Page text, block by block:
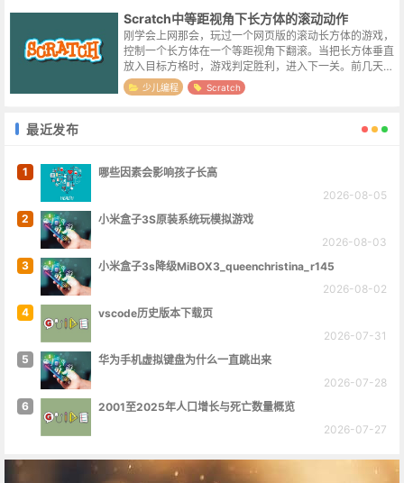
Scratch中等距视角下长方体的滚动动作
刚学会上网那会，玩过一个网页版的滚动长方体的游戏，
控制一个长方体在一个等距视角下翻滚。当把长方体垂直
放入目标方格时，游戏判定胜利，进入下一关。前几天学
习了一下2.5d视角的坐标换算与图形变换，准备来实现一
个低配版本的滚动长方体游戏。实...
少儿编程 Scratch
最近发布
1
哪些因素会影响孩子长高
2026-08-05
2
小米盒子3S原装系统玩模拟游戏
2026-08-03
3
小米盒子3s降级MiBOX3_queenchristina_r145
2026-08-02
4
vscode历史版本下载页
2026-07-31
5
华为手机虚拟键盘为什么一直跳出来
2026-07-28
6
2001至2025年人口增长与死亡数量概览
2026-07-27